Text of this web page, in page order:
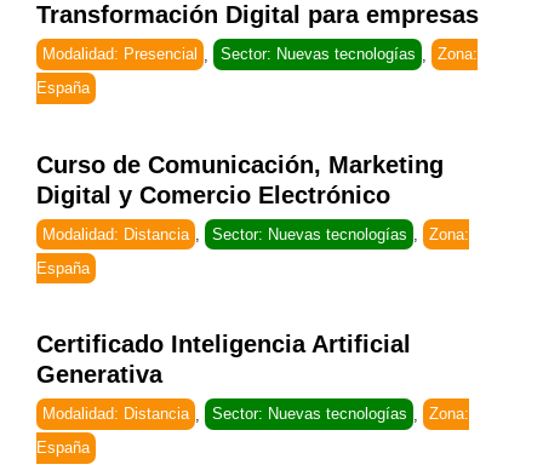
Transformación Digital para empresas
Modalidad: Presencial Sector: Nuevas tecnologías
Zona:
España
Curso de Comunicación, Marketing
Digital y Comercio Electrónico
Modalidad: Distancia , Sector: Nuevas tecnologías ,
Zona:
España
Certificado Inteligencia Artificial
Generativa
Modalidad: Distancia Sector: Nuevas tecnologías
Zona:
España